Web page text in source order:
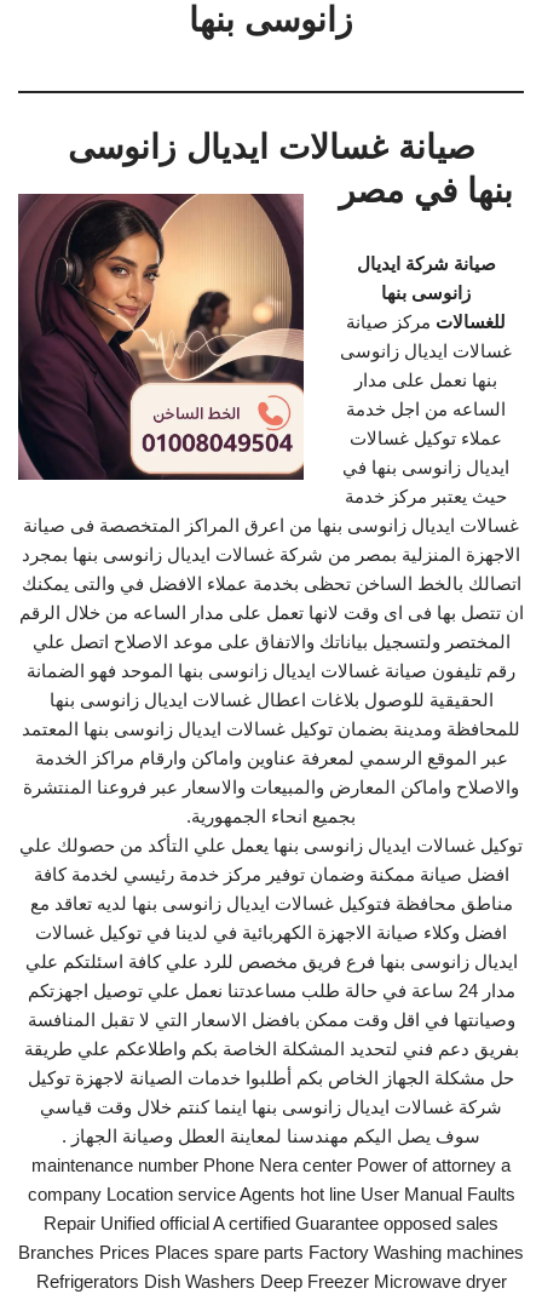
زانوسى بنها
صيانة غسالات ايديال زانوسى
بنها في مصر
صيانة شركة ايديال
زانوسى بنها
للغسالات مركز صيانة
غسالات ايديال زانوسى
بنها نعمل على مدار
الساعه من اجل خدمة
عملاء توكيل غسالات
ايديال زانوسى بنها في
حيث يعتبر مركز خدمة
غسالات ايديال زانوسى بنها من اعرق المراكز المتخصصة فى صيانة
الاجهزة المنزلية بمصر من شركة غسالات ايديال زانوسى بنها بمجرد
اتصالك بالخط الساخن تحظى بخدمة عملاء الافضل في والتى يمكنك
ان تتصل بها فى اى وقت لانها تعمل على مدار الساعه من خلال الرقم
المختصر ولتسجيل بياناتك والاتفاق على موعد الاصلاح اتصل علي
رقم تليفون صيانة غسالات ايديال زانوسى بنها الموحد فهو الضمانة
الحقيقية للوصول بلاغات اعطال غسالات ايديال زانوسى بنها
للمحافظة ومدينة بضمان توكيل غسالات ايديال زانوسى بنها المعتمد
عبر الموقع الرسمي لمعرفة عناوين واماكن وارقام مراكز الخدمة
والاصلاح واماكن المعارض والمبيعات والاسعار عبر فروعنا المنتشرة
بجميع انحاء الجمهورية.
توكيل غسالات ايديال زانوسى بنها يعمل علي التأكد من حصولك علي
افضل صيانة ممكنة وضمان توفير مركز خدمة رئيسي لخدمة كافة
مناطق محافظة فتوكيل غسالات ايديال زانوسى بنها لديه تعاقد مع
افضل وكلاء صيانة الاجهزة الكهربائية في لدينا في توكيل غسالات
ايديال زانوسى بنها فرع فريق مخصص للرد علي كافة اسئلتكم علي
مدار 24 ساعة في حالة طلب مساعدتنا نعمل علي توصيل اجهزتكم
وصيانتها في اقل وقت ممكن بافضل الاسعار التي لا تقبل المنافسة
بفريق دعم فني لتحديد المشكلة الخاصة بكم واطلاعكم علي طريقة
حل مشكلة الجهاز الخاص بكم أطلبوا خدمات الصيانة لاجهزة توكيل
شركة غسالات ايديال زانوسى بنها اينما كنتم خلال وقت قياسي
سوف يصل اليكم مهندسنا لمعاينة العطل وصيانة الجهاز .
maintenance number Phone Nera center Power of attorney a
company Location service Agents hot line User Manual Faults
Repair Unified official A certified Guarantee opposed sales
Branches Prices Places spare parts Factory Washing machines
Refrigerators Dish Washers Deep Freezer Microwave dryer